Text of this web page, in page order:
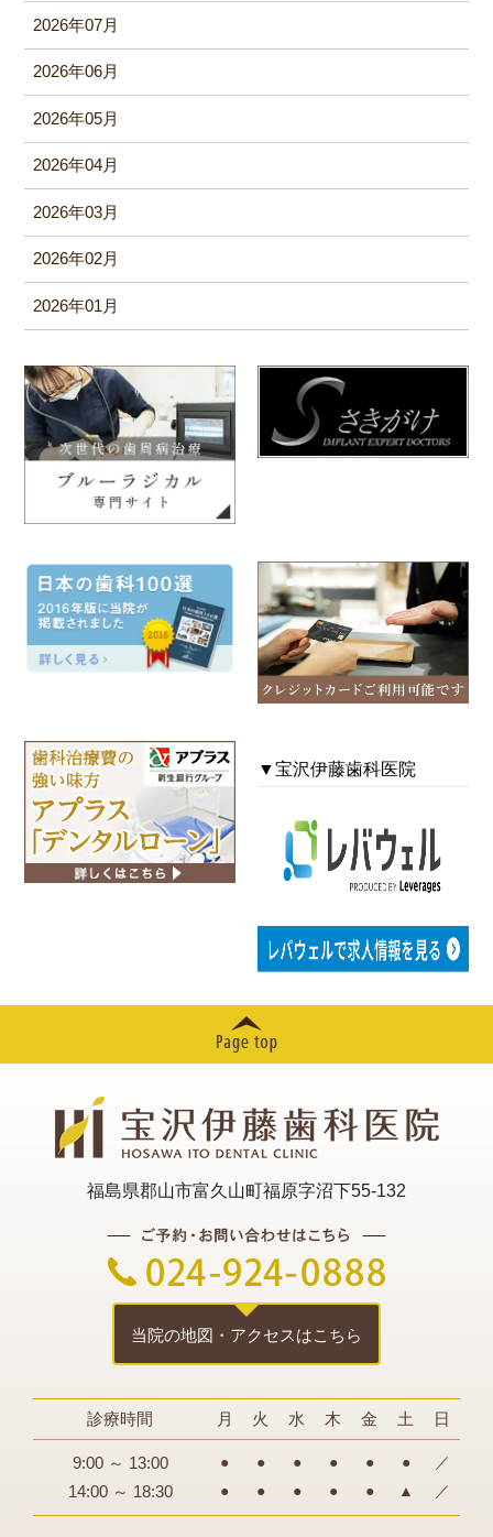
2026年07月
2026年06月
2026年05月
2026年04月
2026年03月
2026年02月
2026年01月
2025年11月
2025年10月
2025年09月
2025年06月
2025年05月
2024年10月
2024年09月
2024年08月
2024年05月
2024年03月
2024年02月
2024年01月
2023年12月
2023年07月
2023年04月
2023年03月
▼宝沢伊藤歯科医院
福島県郡山市富久山町福原字沼下55-132
当院の地図・アクセスはこちら
診療時間 月 火 水 木 金 土 日
9:00 ～ 13:00 ● ● ● ● ● ● ／
14:00 ～ 18:30 ● ● ● ● ● ▲ ／